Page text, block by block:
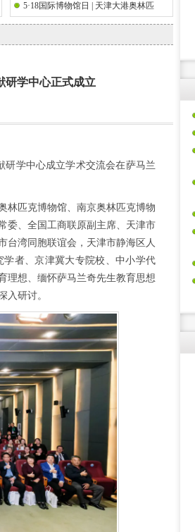
物馆邂逅奥运文脉
5·18国际博物馆日 | 天津大港奥林匹
克博物馆举办筑桥梁 传圣火奥运观
影系列活动
研学中心正式成立
研学中心成立学术交流会在萨马兰
林匹克博物馆、南京奥林匹克博物
委、全国工商联原副主席、天津市
台湾同胞联谊会，天津市静海区人
者、京津冀大专院校、中小学代
理想、缅怀萨马兰奇先生教育思想
入研讨。